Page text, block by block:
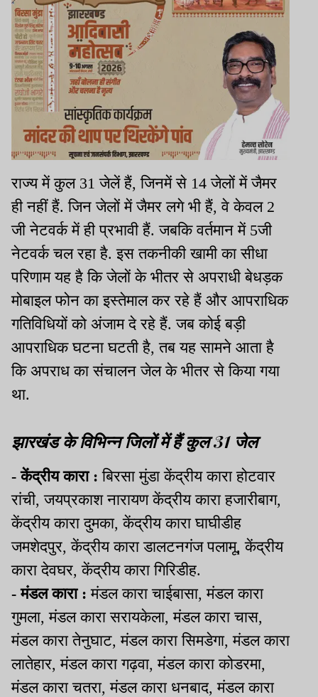
राज्य में कुल 31 जेलें हैं, जिनमें से 14 जेलों में जैमर
ही नहीं हैं. जिन जेलों में जैमर लगे भी हैं, वे केवल 2
जी नेटवर्क में ही प्रभावी हैं. जबकि वर्तमान में 5जी
नेटवर्क चल रहा है. इस तकनीकी खामी का सीधा
परिणाम यह है कि जेलों के भीतर से अपराधी बेधड़क
मोबाइल फोन का इस्तेमाल कर रहे हैं और आपराधिक
गतिविधियों को अंजाम दे रहे हैं. जब कोई बड़ी
आपराधिक घटना घटती है, तब यह सामने आता है
कि अपराध का संचालन जेल के भीतर से किया गया
था.
झारखंड के विभिन्न जिलों में हैं कुल 31 जेल
- केंद्रीय कारा : बिरसा मुंडा केंद्रीय कारा होटवार
रांची, जयप्रकाश नारायण केंद्रीय कारा हजारीबाग,
केंद्रीय कारा दुमका, केंद्रीय कारा घाघीडीह
जमशेदपुर, केंद्रीय कारा डालटनगंज पलामू, केंद्रीय
कारा देवघर, केंद्रीय कारा गिरिडीह.
- मंडल कारा :मंडल कारा चाईबासा, मंडल कारा
गुमला, मंडल कारा सरायकेला, मंडल कारा चास,
मंडल कारा तेनुघाट, मंडल कारा सिमडेगा, मंडल कारा
लातेहार, मंडल कारा गढ़वा, मंडल कारा कोडरमा,
मंडल कारा चतरा, मंडल कारा धनबाद, मंडल कारा